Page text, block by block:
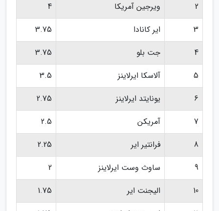
2
ویرجین آمریکا
4
3
ایر کانادا
3.75
4
جت بلو
3.75
5
آلاسکا ایرلاینز
3.5
6
یونایتد ایرلاینز
2.75
7
آمریکن
2.5
8
فرانتیر ایر
2.25
9
ساوث وست ایرلاینز
2
10
الیجنت ایر
1.75